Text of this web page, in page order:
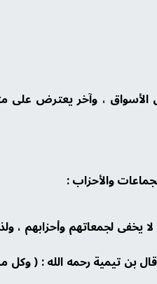
، وآخر يعترض على
لجمعاتهم وأحزابهم ،
قال بن تيمية رحمه الله : (